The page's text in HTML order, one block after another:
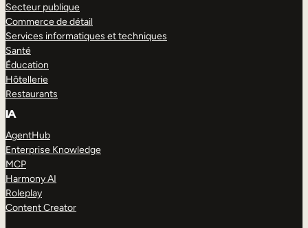
Secteur publique
Commerce de détail
Services informatiques et techniques
Santé
Éducation
Hôtellerie
Restaurants
IA
AgentHub
Enterprise Knowledge
MCP
Harmony AI
Roleplay
Content Creator